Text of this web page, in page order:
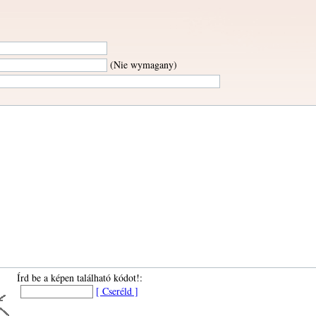
(Nie wymagany)
Írd be a képen található kódot!:
[ Cseréld ]